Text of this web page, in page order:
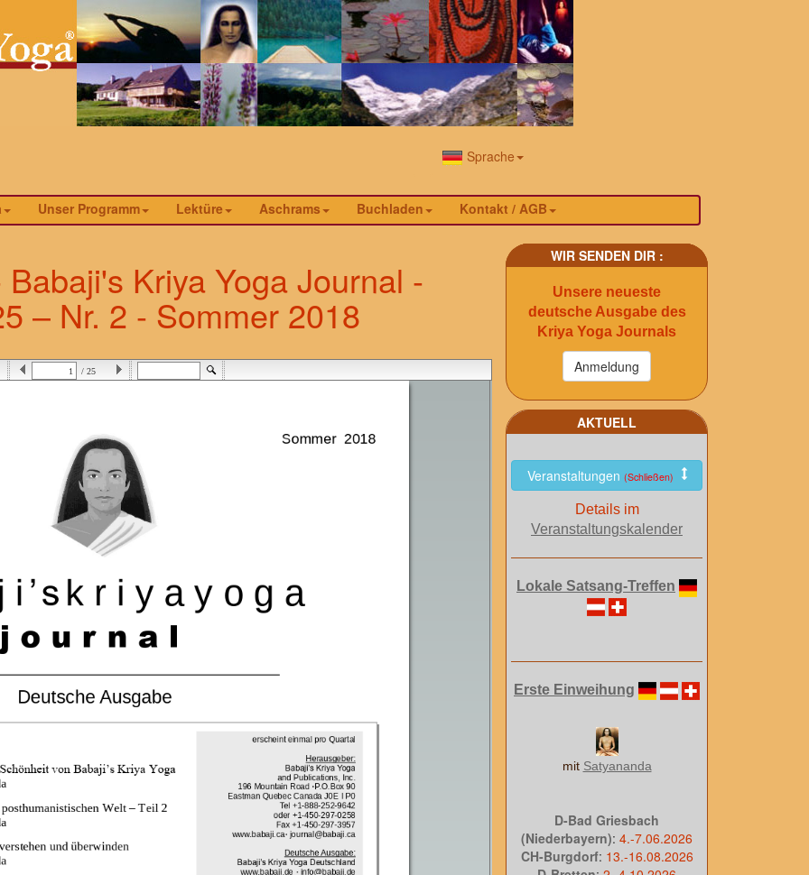
Sprache
Unser Programm Lektüre Aschrams Buchladen Kontakt / AGB
Kriya Yoga Journal -
– Nr. 2 - Sommer 2018
/ 25
WIR SENDEN DIR :
Unsere neueste
deutsche Ausgabe des
Kriya Yoga Journals
AKTUELL
Veranstaltungen (Schließen)
Details im
Veranstaltungskalender
Lokale Satsang-Treffen
Erste Einweihung
mit Satyananda
D-Bad Griesbach
(Niederbayern): 4.-7.06.2026
CH-Burgdorf: 13.-16.08.2026